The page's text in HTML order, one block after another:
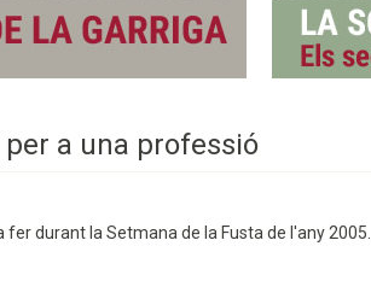
a una professió
durant la Setmana de la Fusta de l'any 2005.